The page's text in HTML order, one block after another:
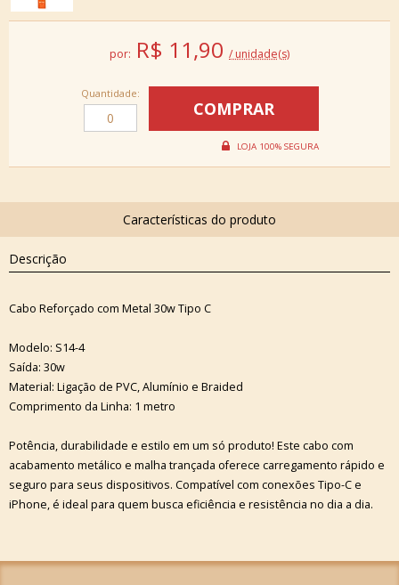
por: R$ 11,90 / unidade(s)
Quantidade:
Descrição
Cabo Reforçado com Metal 30w Tipo C
Modelo: S14-4
Saída: 30w
Material: Ligação de PVC, Alumínio e Braided
Comprimento da Linha: 1 metro
Potência, durabilidade e estilo em um só produto! Este cabo com
acabamento metálico e malha trançada oferece carregamento rápido e
seguro para seus dispositivos. Compatível com conexões Tipo-C e
iPhone, é ideal para quem busca eficiência e resistência no dia a dia.